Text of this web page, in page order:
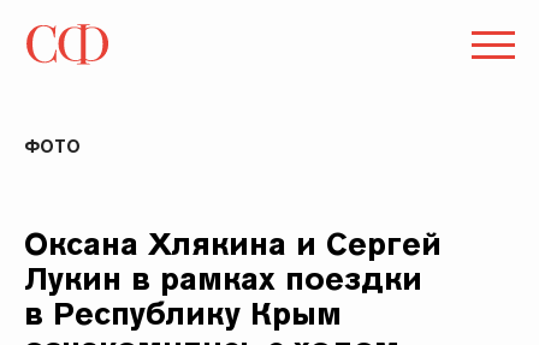
ФОТО
Оксана Хлякина и Сергей
Лукин в рамках поездки
в Республику Крым